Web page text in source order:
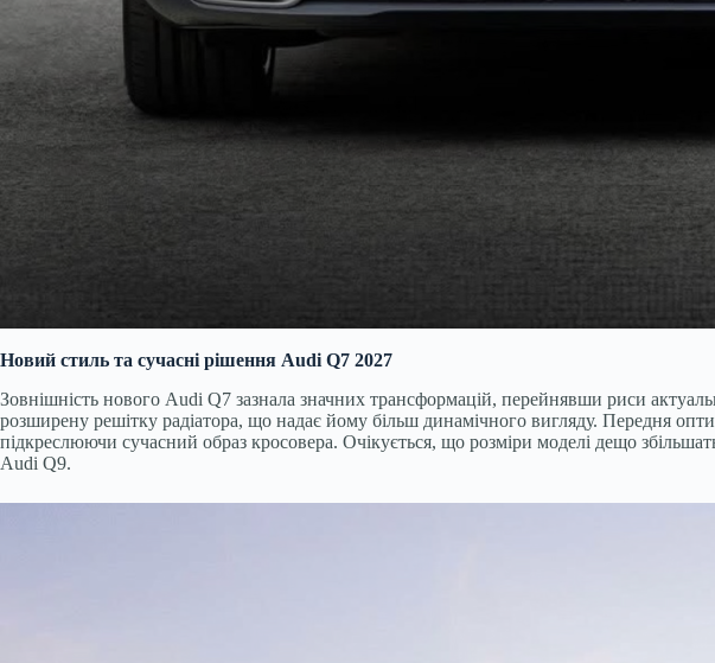
Новий стиль та сучасні рішення Audi Q7 2027
Зовнішність нового Audi Q7 зазнала значних трансформацій, перейнявши риси
розширену решітку радіатора, що надає йому більш динамічного вигляду. Передня
підкреслюючи сучасний образ кросовера. Очікується, що розміри моделі дещо
Audi Q9.